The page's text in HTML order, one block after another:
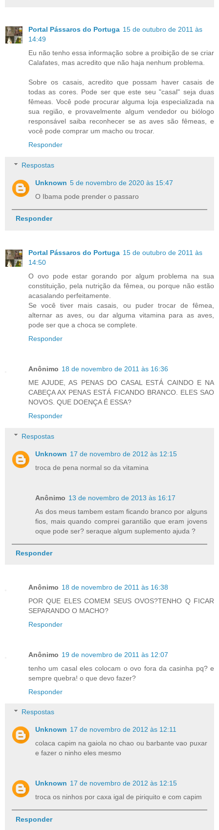
Portal Pássaros do Portuga 15 de outubro de 2011 às
14:49
Eu não tenho essa informação sobre a proibição de se criar
Calafates, mas acredito que não haja nenhum problema.
Sobre os casais, acredito que possam haver casais de
todas as cores. Pode ser que este seu "casal" seja duas
fêmeas. Você pode procurar alguma loja especializada na
sua região, e provavelmente algum vendedor ou biólogo
responsável saiba reconhecer se as aves são fêmeas, e
você pode comprar um macho ou trocar.
Responder
Respostas
Unknown 5 de novembro de 2020 às 15:47
O Ibama pode prender o passaro
Responder
Portal Pássaros do Portuga 15 de outubro de 2011 às
14:50
O ovo pode estar gorando por algum problema na sua
constituição, pela nutrição da fêmea, ou porque não estão
acasalando perfeitamente.
Se você tiver mais casais, ou puder trocar de fêmea,
alternar as aves, ou dar alguma vitamina para as aves,
pode ser que a choca se complete.
Responder
Anônimo 18 de novembro de 2011 às 16:36
ME AJUDE, AS PENAS DO CASAL ESTÁ CAINDO E NA
CABEÇA AX PENAS ESTÁ FICANDO BRANCO. ELES SAO
NOVOS. QUE DOENÇA É ESSA?
Responder
Respostas
Unknown 17 de novembro de 2012 às 12:15
troca de pena normal so da vitamina
Anônimo 13 de novembro de 2013 às 16:17
As dos meus tambem estam ficando branco por alguns
fios, mais quando comprei garantião que eram jovens
oque pode ser? seraque algum suplemento ajuda ?
Responder
Anônimo 18 de novembro de 2011 às 16:38
POR QUE ELES COMEM SEUS OVOS?TENHO Q FICAR
SEPARANDO O MACHO?
Responder
Anônimo 19 de novembro de 2011 às 12:07
tenho um casal eles colocam o ovo fora da casinha pq? e
sempre quebra! o que devo fazer?
Responder
Respostas
Unknown 17 de novembro de 2012 às 12:11
colaca capim na gaiola no chao ou barbante vao puxar
e fazer o ninho eles mesmo
Unknown 17 de novembro de 2012 às 12:15
troca os ninhos por caxa igal de piriquito e com capim
Responder